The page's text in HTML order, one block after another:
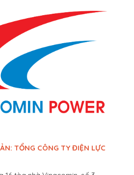
TỔNG CÔNG TY ĐIỆN LỰC